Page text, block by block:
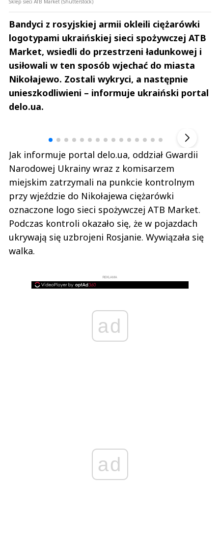
Bandyci z rosyjskiej armii okleili ciężarówki
logotypami ukraińskiej sieci spożywczej ATB
Market, wsiedli do przestrzeni ładunkowej i
usiłowali w ten sposób wjechać do miasta
Nikołajewo. Zostali wykryci, a następnie
unieszkodliwieni – informuje ukraiński portal
delo.ua.
Jak informuje portal delo.ua, oddział Gwardii
Narodowej Ukrainy wraz z komisarzem
miejskim zatrzymali na punkcie kontrolnym
przy wjeździe do Nikołajewa ciężarówki
oznaczone logo sieci spożywczej ATB Market.
Podczas kontroli okazało się, że w pojazdach
ukrywają się uzbrojeni Rosjanie. Wywiązała się
walka.
REKLAMA
ad
ad